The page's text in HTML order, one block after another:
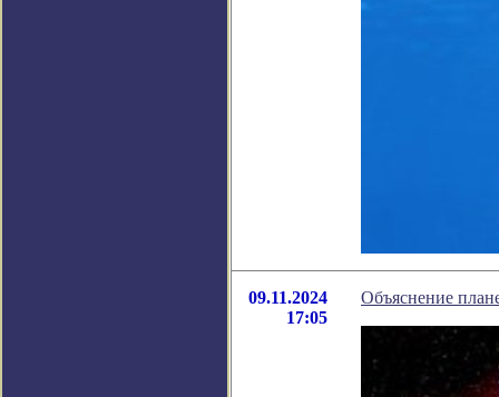
09.11.2024
17:05
Объяснение